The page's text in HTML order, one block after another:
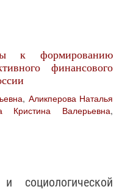
к формированию
финансового
, Аликперова Наталья
Кристина Валерьевна,
социологической